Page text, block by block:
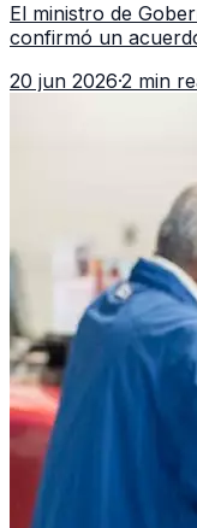
El ministro de
confirmó un
fallido con la
20 jun 2026·2 min